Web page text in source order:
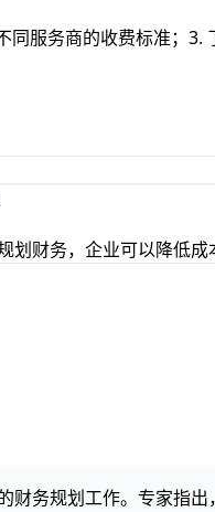
服务商的收费标准；3.
财务，企业可以降低成
务规划工作。专家指